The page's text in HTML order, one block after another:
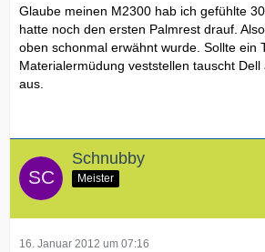
Glaube meinen M2300 hab ich gefühlte
hatte noch den ersten Palmrest drauf.
oben schonmal erwähnt wurde. Sollte ein
Materialermüdung veststellen tauscht
aus.
Schnubby
Meister
16. Januar 2012 um 07:16